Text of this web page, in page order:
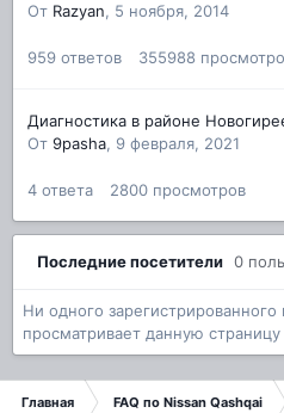
От Razyan, 5 ноября, 2014
959 ответов 355988
Диагностика в районе
От 9pasha, 9 февраля, 2021
4 ответа 2800 просмотров
Последние посетители 0
Ни одного зарегистрированного
просматривает данную страницу
Главная FAQ по Nissan Qashqai